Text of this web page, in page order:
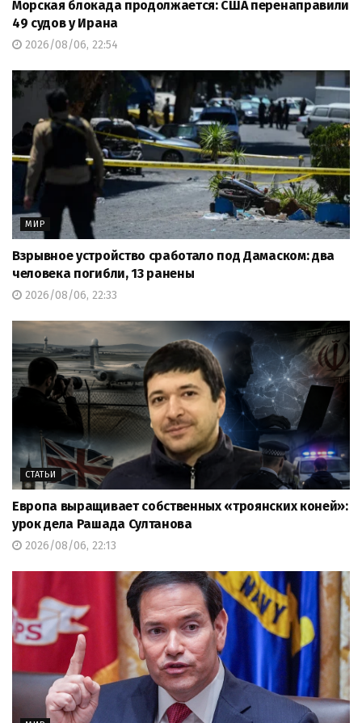
Морская блокада продолжается: США перенаправили
49 судов у Ирана
2026/08/06, 22:54
МИР
Взрывное устройство сработало под Дамаском: два
человека погибли, 13 ранены
2026/08/06, 22:33
СТАТЬИ
Европа выращивает собственных «троянских коней»:
урок дела Рашада Султанова
2026/08/06, 22:13